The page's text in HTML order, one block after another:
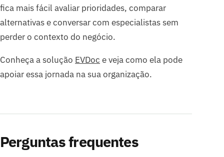
fica mais fácil avaliar prioridades, comparar
alternativas e conversar com especialistas sem
perder o contexto do negócio.
Conheça a solução EVDoc e veja como ela pode
apoiar essa jornada na sua organização.
Perguntas frequentes